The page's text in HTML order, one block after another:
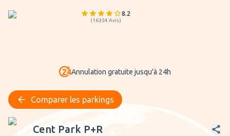
8.2
(16354 Avis)
Annulation gratuite jusqu'à 24h
Comparer les parkings
Cent Park P+R
Cent Park P+R